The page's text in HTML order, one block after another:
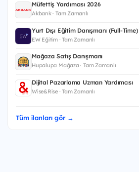
Müfettiş Yardımcısı 2026
Akbank · Tam Zamanlı
Yurt Dışı Eğitim Danışmanı (Full-Time)
EW Eğitim · Tam Zamanlı
Mağaza Satış Danışmanı
Hupalupa Mağaza · Tam Zamanlı
Dijital Pazarlama Uzman Yardımcısı
Wise&Rise · Tam Zamanlı
Tüm ilanları gör →